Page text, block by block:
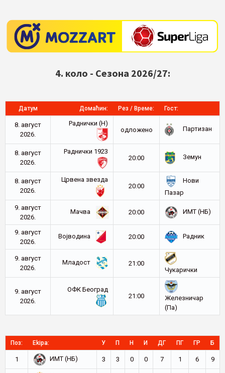
4. коло - Сезона 2026/27:
Датум Домаћин: Рез / Време: Гост:
8. август
2026.
Раднички (Н)
oдложено
Партизан
8. август
2026.
Раднички 1923
20:00
Земун
8. август
2026.
Црвена звезда
20:00
Нови
Пазар
9. август
2026.
Мачва 20:00 ИМТ (НБ)
9. август
2026.
Војводина 20:00 Радник
9. август
2026.
Младост
21:00
Чукарички
9. август
2026.
ОФК Београд
21:00
Железничар
(Па)
Поз: Ekipa: У П Н И ДГ ПГ ГР Б
1 ИМТ (НБ) 3 3 0 0 7 1 6 9